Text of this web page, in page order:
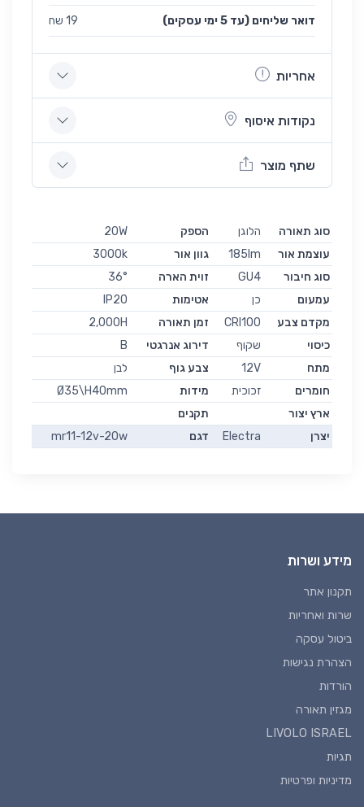
(עד 5 ימי עסקים) דואר שליחים 19 שח
אחריות
נקודות איסוף
שתף מוצר
סוג תאורה הלוגן הספק
20W
עוצמת אור
185lm גוון אור
3000k
סוג חיבור
GU4 זוית הארה
36°
עמעום
כן אטימות
IP20
מקדם צבע
CRI100 זמן תאורה
2,000H
כיסוי
שקוף דירוג אנרגטי
B
מתח
12V צבע גוף
לבן
חומרים
זכוכית מידות
Ø35\H40mm
ארץ יצור
תקנים
יצרן
Electra דגם mr11-12v-20w
מידע ושרות
תקנון אתר
שרות ואחריות
ביטול עסקה
הצהרת נגישות
הורדות
מגזין תאורה
LIVOLO ISRAEL
תגיות
מדיניות ופרטיות